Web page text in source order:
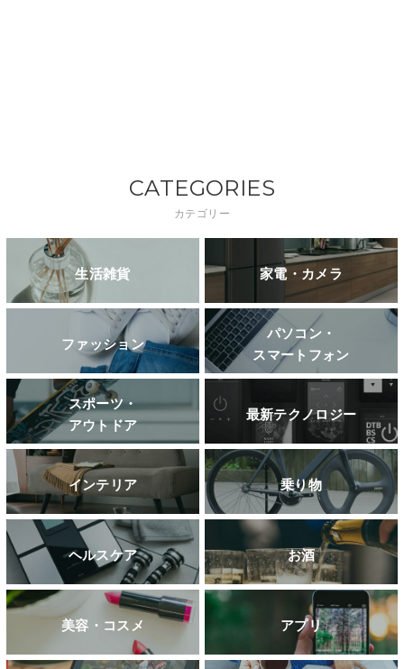
CATEGORIES
カテゴリー
生活雑貨 家電・カメラ
ファッション
パソコン・
スマートフォン
スポーツ・
アウトドア
最新テクノロジー
インテリア 乗り物
ヘルスケア お酒
美容・コスメ アプリ